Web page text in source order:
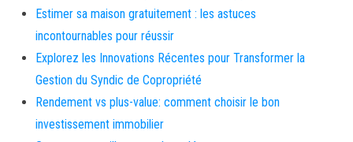
Estimer sa maison gratuitement : les astuces
incontournables pour réussir
Explorez les Innovations Récentes pour Transformer la
Gestion du Syndic de Copropriété
Rendement vs plus-value: comment choisir le bon
investissement immobilier